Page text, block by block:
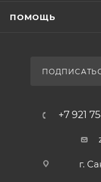
ПОМОЩЬ
+7 921
г.